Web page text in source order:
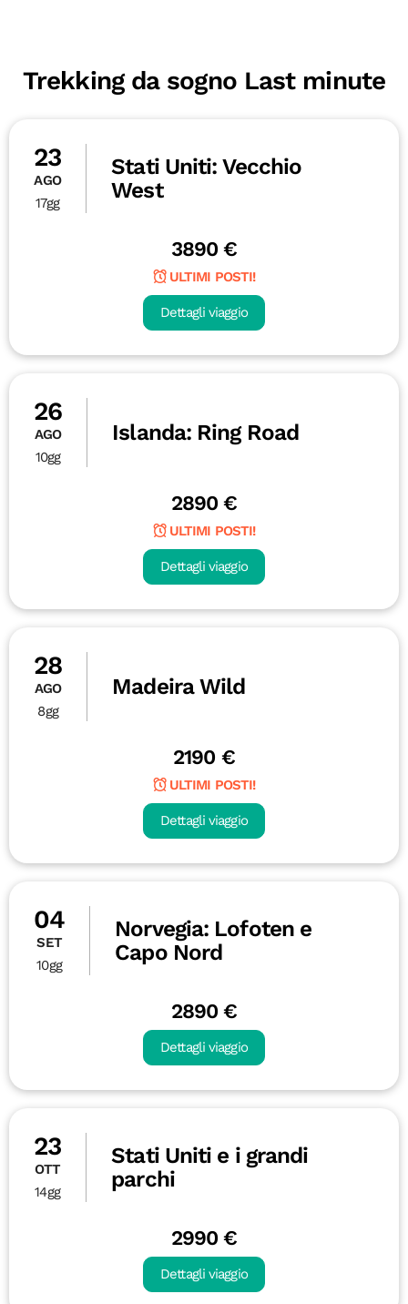
Trekking da sogno Last minute
23
AGO
17gg
Stati Uniti: Vecchio
West
3890 €
ULTIMI POSTI!
Dettagli viaggio
26
AGO
10gg
Islanda: Ring Road
2890 €
ULTIMI POSTI!
Dettagli viaggio
28
AGO
8gg
Madeira Wild
2190 €
ULTIMI POSTI!
Dettagli viaggio
04
SET
10gg
Norvegia: Lofoten e
Capo Nord
2890 €
Dettagli viaggio
23
OTT
14gg
Stati Uniti e i grandi
parchi
2990 €
Dettagli viaggio